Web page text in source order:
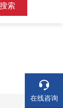
在线咨询